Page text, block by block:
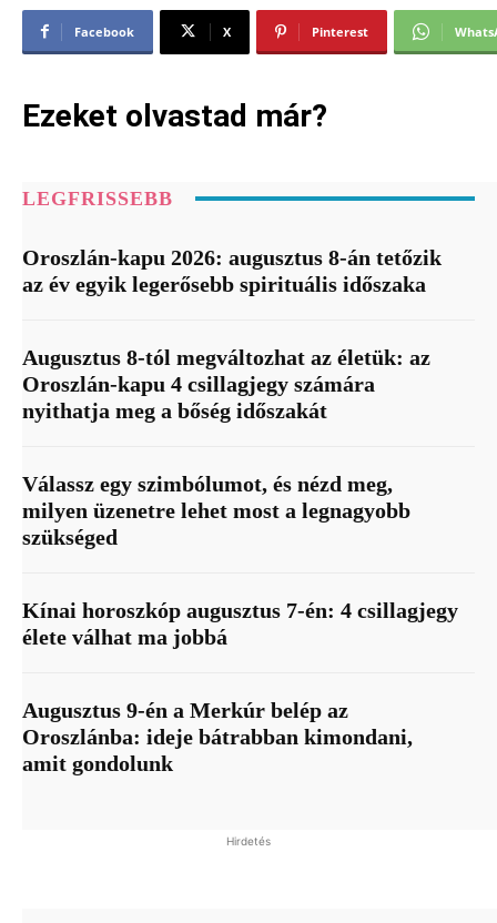
Facebook X Pinterest
Ezeket olvastad már?
LEGFRISSEBB
Oroszlán-kapu 2026: augusztus 8-án tetőzik
az év egyik legerősebb spirituális időszaka
Augusztus 8-tól megváltozhat az életük: az
Oroszlán-kapu 4 csillagjegy számára
nyithatja meg a bőség időszakát
Válassz egy szimbólumot, és nézd meg,
milyen üzenetre lehet most a legnagyobb
szükséged
Kínai horoszkóp augusztus 7-én: 4 csillagjegy
élete válhat ma jobbá
Augusztus 9-én a Merkúr belép az
Oroszlánba: ideje bátrabban kimondani,
amit gondolunk
Hirdetés